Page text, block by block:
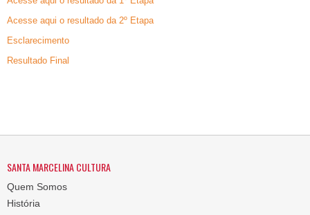
Acesse aqui o resultado da 2º Etapa
Esclarecimento
Resultado Final
SANTA MARCELINA CULTURA
Quem Somos
História